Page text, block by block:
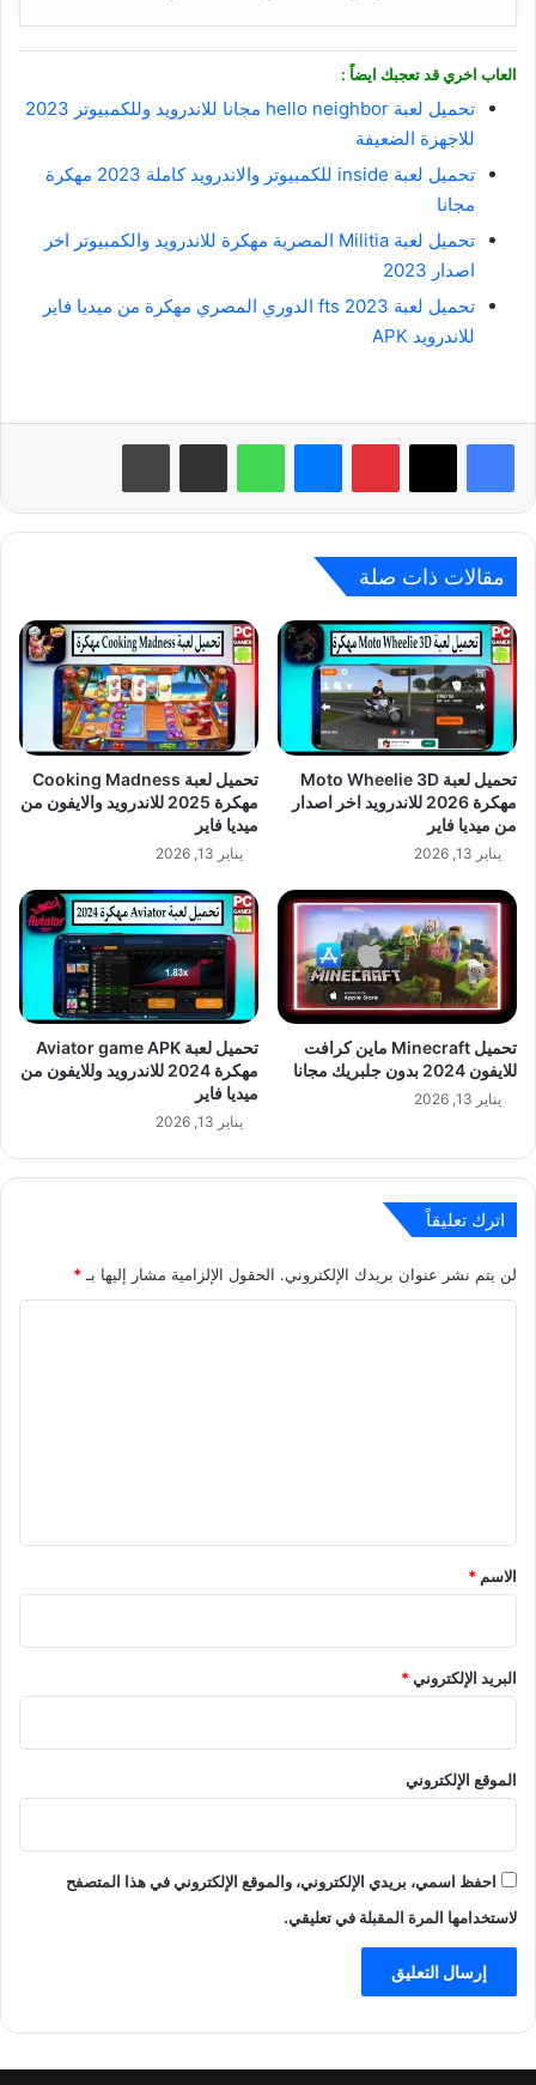
العاب اخري قد تعجبك ايضاً :
تحميل لعبة hello neighbor مجانا للاندرويد وللكمبيوتر 2023
للاجهزة الضعيفة
تحميل لعبة inside للكمبيوتر والاندرويد كاملة 2023 مهكرة
مجانا
تحميل لعبة Militia المصرية مهكرة للاندرويد والكمبيوتر اخر
اصدار 2023
تحميل لعبة fts 2023 الدوري المصري مهكرة من ميديا فاير
للاندرويد APK
بينتيريست واتساب
مقالات ذات صلة
تحميل لعبة Moto Wheelie 3D
مهكرة 2026 للاندرويد اخر اصدار
من ميديا فاير
يناير 13, 2026
تحميل لعبة Cooking Madness
مهكرة 2025 للاندرويد والايفون من
ميديا فاير
يناير 13, 2026
تحميل Minecraft ماين كرافت
للايفون 2024 بدون جلبريك مجانا
يناير 13, 2026
تحميل لعبة Aviator game APK
مهكرة 2024 للاندرويد وللايفون من
ميديا فاير
يناير 13, 2026
اترك تعليقاً
لن يتم نشر عنوان بريدك الإلكتروني. الحقول الإلزامية مشار إليها بـ*
*
الاسم *
البريد الإلكتروني*
الموقع الإلكتروني
احفظ اسمي، بريدي الإلكتروني، والموقع الإلكتروني في هذا المتصفح
لاستخدامها المرة المقبلة في تعليقي.